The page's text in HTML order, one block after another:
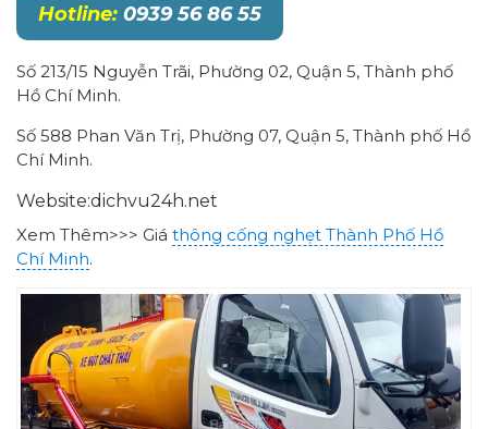
Hotline: 0939 56 86 55
Số 213/15 Nguyễn Trãi, Phường 02, Quận 5, Thành phố
Hồ Chí Minh.
Số 588 Phan Văn Trị, Phường 07, Quận 5, Thành phố Hồ
Chí Minh.
Website:dichvu24h.net
Xem Thêm>>> Giá thông cống nghẹt Thành Phố Hồ
Chí Minh.